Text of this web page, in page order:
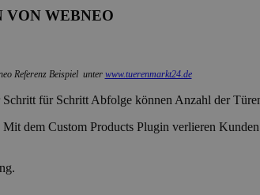
WEBNEO
Referenz Beispiel unter www.tuerenmarkt24.de
für Schritt Abfolge können Anzahl der
dem Custom Products Plugin verlieren